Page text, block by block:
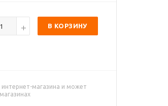
В КОРЗИНУ
магазина и может